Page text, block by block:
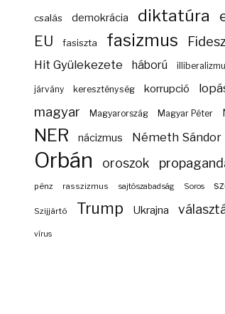
csalás demokrácia diktatúra
EU fasiszta fasizmus
Hit Gyülekezete háború
járvány kereszténység korrupció
magyar Magyarország Magyar Péter
NER nácizmus Németh Sándor
Orbán oroszok
pénz rasszizmus sajtószabadság Soros
Szijjártó Trump Ukrajna
vírus